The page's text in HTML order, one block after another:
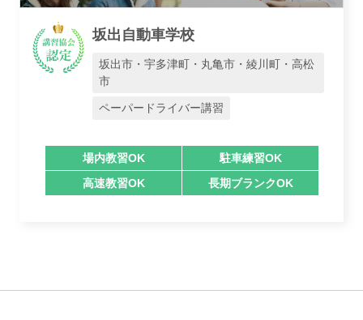
業者様登録はこちら
坂出自動車学校
坂出市・宇多津町・丸亀市・綾川町・高松
市
ペーパードライバー講習
場内教習OK
駐車練習OK
高速教習OK
長期ブランクOK